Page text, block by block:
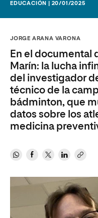
EDUCACIÓN | 20/01/2025
JORGE ARANA VARONA
En el documental
Marín: la lucha
del investigador
técnico de la
bádminton, que
datos sobre los
medicina